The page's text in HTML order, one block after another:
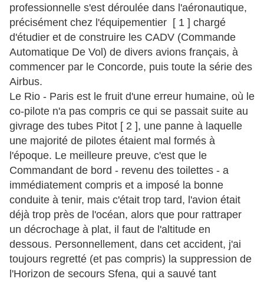
professionnelle s'est déroulée dans l'aéronautique,
précisément chez l'équipementier [ 1 ] chargé
d'étudier et de construire les CADV (Commande
Automatique De Vol) de divers avions français, à
commencer par le Concorde, puis toute la série des
Airbus.
Le Rio - Paris est le fruit d'une erreur humaine, où le
co-pilote n'a pas compris ce qui se passait suite au
givrage des tubes Pitot [ 2 ], une panne à laquelle
une majorité de pilotes étaient mal formés à
l'époque. Le meilleure preuve, c'est que le
Commandant de bord - revenu des toilettes - a
immédiatement compris et a imposé la bonne
conduite à tenir, mais c'était trop tard, l'avion était
déjà trop près de l'océan, alors que pour rattraper
un décrochage à plat, il faut de l'altitude en
dessous. Personnellement, dans cet accident, j'ai
toujours regretté (et pas compris) la suppression de
l'Horizon de secours Sfena, qui a sauvé tant